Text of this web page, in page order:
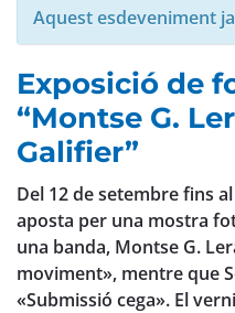
Aquest esdeveniment
Exposició de
“Montse G.
Galifier”
Del 12 de setembre fins
aposta per una mostra
una banda, Montse G.
moviment», mentre que
«Submissió cega». El